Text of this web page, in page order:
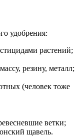
удобрения:
растений;
резину, металл;
(человек тоже
ветки;
щавель.